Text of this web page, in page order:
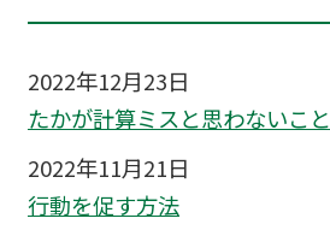
2022年12月23日
たかが計算ミスと思わないこと
2022年11月21日
行動を促す方法